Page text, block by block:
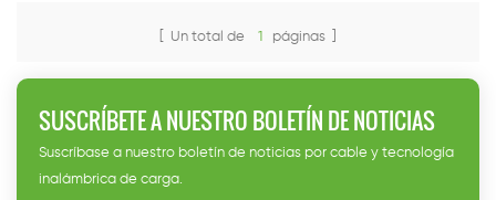
[ Un total de 1 páginas ]
SUSCRÍBETE A NUESTRO BOLETÍN DE NOTICIAS
Suscríbase a nuestro boletín de noticias por cable y tecnología
inalámbrica de carga.